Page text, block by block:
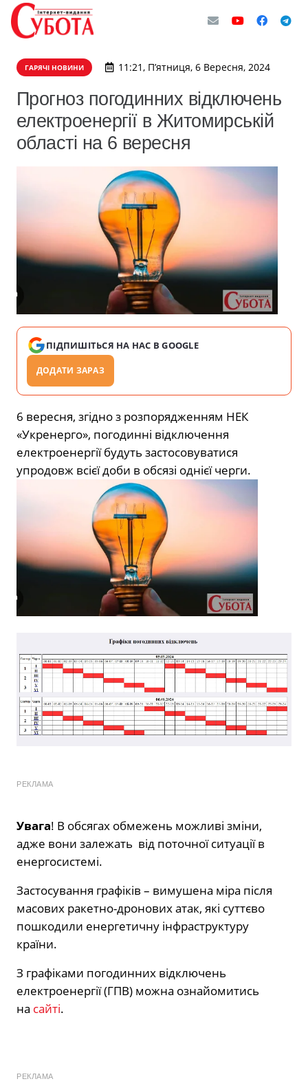
ГАРЯЧІ НОВИНИ 11:21, П’ятниця, 6 Вересня, 2024
Прогноз погодинних відключень
електроенергії в Житомирській
області на 6 вересня
ПІДПИШІТЬСЯ НА НАС В GOOGLE
ДОДАТИ ЗАРАЗ
6 вересня, згідно з розпорядженням НЕК
«Укренерго», погодинні відключення
електроенергії будуть застосовуватися
упродовж всієї доби в обсязі однієї черги.
РЕКЛАМА
Увага! В обсягах обмежень можливі зміни,
адже вони залежать від поточної ситуації в
енергосистемі.
Застосування графіків – вимушена міра після
масових ракетно-дронових атак, які суттєво
пошкодили енергетичну інфраструктуру
країни.
З графіками погодинних відключень
електроенергії (ГПВ) можна ознайомитись
на сайті.
РЕКЛАМА